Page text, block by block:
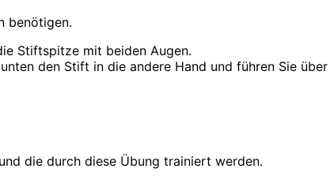
benötigen.
Stiftspitze mit beiden Augen.
den Stift in die andere Hand und führen Sie über
die durch diese Übung trainiert werden.